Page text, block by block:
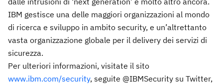
IBM gestisce una delle maggiori organizzazioni al mondo
di ricerca e sviluppo in ambito security, e un’altrettanto
vasta organizzazione globale per il delivery dei servizi di
sicurezza.
Per ulteriori informazioni, visitate il sito
www.ibm.com/security, seguite @IBMSecurity su Twitter,